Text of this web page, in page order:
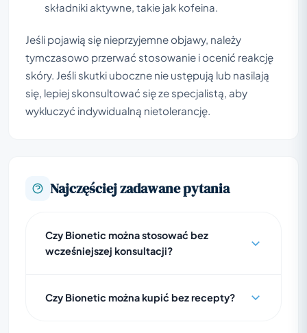
składniki aktywne, takie jak kofeina.
Jeśli pojawią się nieprzyjemne objawy, należy
tymczasowo przerwać stosowanie i ocenić reakcję
skóry. Jeśli skutki uboczne nie ustępują lub nasilają
się, lepiej skonsultować się ze specjalistą, aby
wykluczyć indywidualną nietolerancję.
Najczęściej zadawane pytania
Czy Bionetic można stosować bez
wcześniejszej konsultacji?
Czy Bionetic można kupić bez recepty?